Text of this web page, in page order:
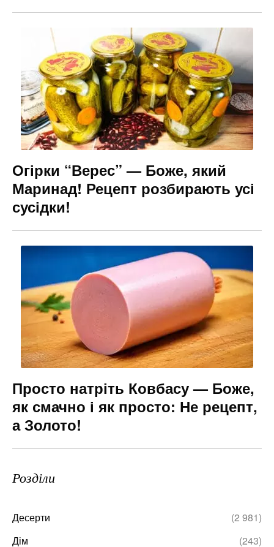
Огірки “Верес” — Боже, який
Маринад! Рецепт розбирають усі
сусідки!
Просто натріть Ковбасу — Боже,
як смачно і як просто: Не рецепт,
а Золото!
Розділи
Десерти
(2 981)
Дім
(243)